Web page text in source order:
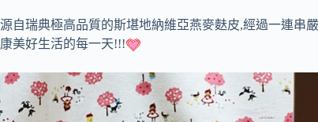
源自瑞典極高品質的斯堪地納維亞燕麥麩皮,經過一連串
康美好生活的每一天!!!